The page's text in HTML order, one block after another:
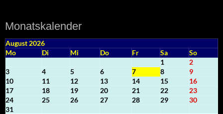
Monatskalender
August 2026
Mo
Di Mi Do Fr Sa
So
1
2
3
4 5 6 7 8
9
10
11 12 13 14 15
16
17
18 19 20 21 22
23
24
25 26 27 28 29
30
31